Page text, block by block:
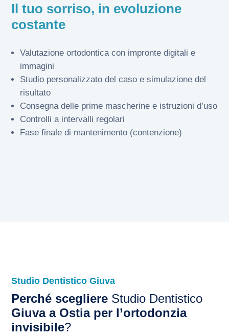
Il tuo sorriso, in evoluzione
costante
Valutazione ortodontica con impronte digitali e
immagini
Studio personalizzato del caso e simulazione del
risultato
Consegna delle prime mascherine e istruzioni d’uso
Controlli a intervalli regolari
Fase finale di mantenimento (contenzione)
Studio Dentistico Giuva
Perché scegliere Studio Dentistico
Giuva a Ostia per l’ortodonzia
invisibile?